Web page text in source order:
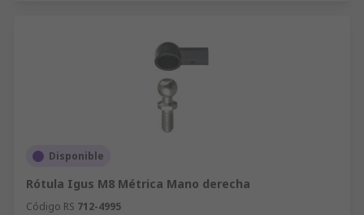
Disponible
Rótula Igus M8 Métrica Mano derecha
Código RS 712-4995